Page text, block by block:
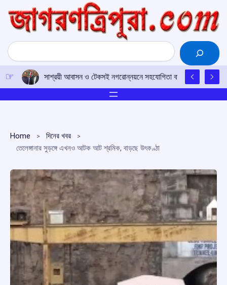
content
Search
সাশ্রয়ী আবাসন ও টেকসই নগরোন্নয়নে সহযোগিতা বাড়াতে ভারত-
Home
দিনের খবর
তেলেঙ্গানার সুড়ঙ্গে এখনও আটক আট শ্রমিক, বাড়ছে উৎকণ্ঠা